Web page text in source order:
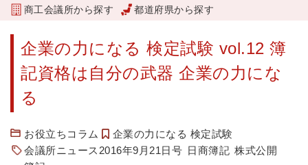
商工会議所から探す 都道府県から探す
企業の力になる 検定試験 vol.12 簿
記資格は自分の武器 企業の力にな
る
お役立ちコラム
企業の力になる 検定試験
会議所ニュース2016年9月21日号 日商簿記 株式公開